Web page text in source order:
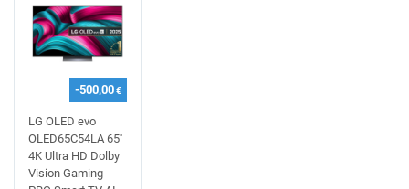
-500,00€
LG OLED evo
OLED65C54LA 65''
4K Ultra HD Dolby
Vision Gaming